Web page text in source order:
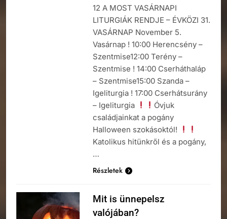
12 A MOST VASÁRNAPI
LITURGIÁK RENDJE – ÉVKÖZI 31.
VASÁRNAP November 5.
Vasárnap ! 10:00 Herencsény –
Szentmise12:00 Terény –
Szentmise ! 14:00 Cserháthaláp
– Szentmise15:00 Szanda –
Igeliturgia ! 17:00 Cserhátsurány
– Igeliturgia
Óvjuk
családjainkat a pogány
Halloween szokásoktól!
Katolikus hitünkről és a pogány,
…
Részletek
Mit is ünnepelsz
valójában?